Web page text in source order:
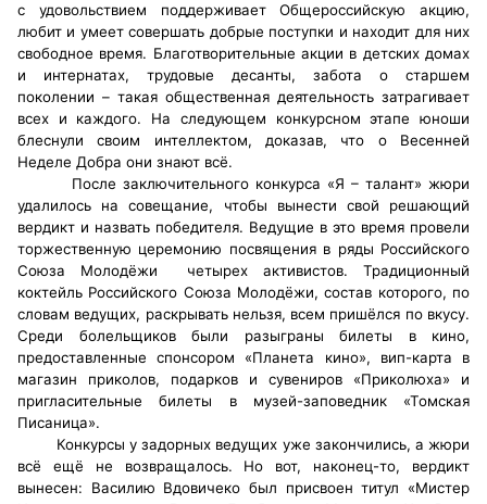
с удовольствием поддерживает Общероссийскую акцию,
любит и умеет совершать добрые поступки и находит для них
свободное время. Благотворительные акции в детских домах
и интернатах, трудовые десанты, забота о старшем
поколении – такая общественная деятельность затрагивает
всех и каждого. На следующем конкурсном этапе юноши
блеснули своим интеллектом, доказав, что о Весенней
Неделе Добра они знают всё.
После заключительного конкурса «Я – талант» жюри
удалилось на совещание, чтобы вынести свой решающий
вердикт и назвать победителя. Ведущие в это время провели
торжественную церемонию посвящения в ряды Российского
Союза Молодёжи четырех активистов. Традиционный
коктейль Российского Союза Молодёжи, состав которого, по
словам ведущих, раскрывать нельзя, всем пришёлся по вкусу.
Среди болельщиков были разыграны билеты в кино,
предоставленные спонсором «Планета кино», вип-карта в
магазин приколов, подарков и сувениров «Приколюха» и
пригласительные билеты в музей-заповедник «Томская
Писаница».
Конкурсы у задорных ведущих уже закончились, а жюри
всё ещё не возвращалось. Но вот, наконец-то, вердикт
вынесен: Василию Вдовичеко был присвоен титул «Мистер